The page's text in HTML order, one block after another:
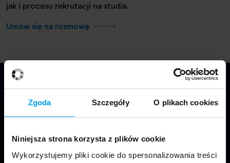
Zgoda Szczegóły O plikach cookies
Niniejsza strona korzysta z plików cookie
Wykorzystujemy pliki cookie do spersonalizowania treści
jak i procesu rekrutacji na studia.
Umów się na rozmowę
Jesteśmy częścią Wydziału Projektowania